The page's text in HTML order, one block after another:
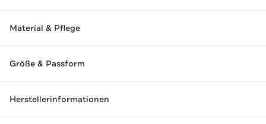
Material & Pflege
Größe & Passform
Herstellerinformationen